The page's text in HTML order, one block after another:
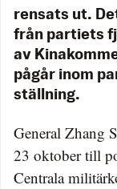
rensats ut.
från partiets
av
pågår inom
ställning.
General Zhang
23 oktober till
Centrala